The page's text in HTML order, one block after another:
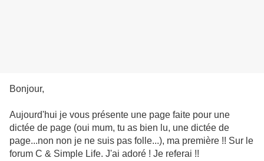
Bonjour,
Aujourd'hui je vous présente une page faite pour une
dictée de page (oui mum, tu as bien lu, une dictée de
page...non non je ne suis pas folle...), ma première !! Sur le
forum C & Simple Life. J'ai adoré ! Je referai !!